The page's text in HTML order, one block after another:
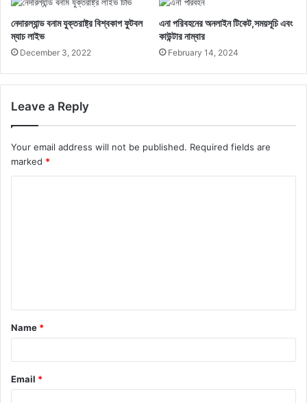
নেদারল্যান্ড বনাম যুক্তরাষ্ট্র বিশ্বকাপ ফুটবল
ম্যাচ লাইভ
December 3, 2022
এনা পরিবহনের অনলাইন টিকেট,সময়সূচি এবং
কাউন্টার নাম্বার
February 14, 2024
Leave a Reply
Your email address will not be published. Required fields are
marked *
t
*
Name *
Email *